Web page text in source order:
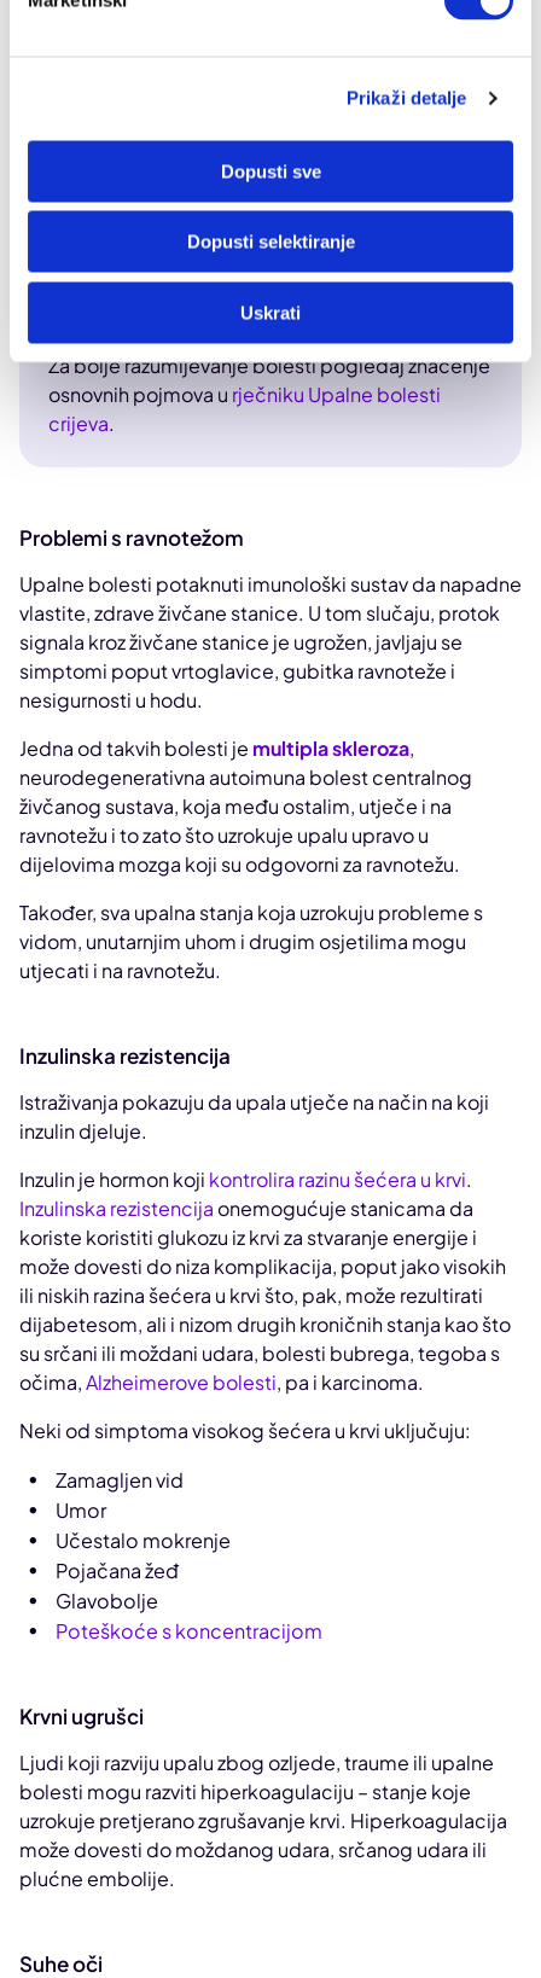
Prikaži detalje
Dopusti sve
Dopusti selektiranje
Uskrati
namirnice smetaju vašem probavnom sustavu, a vašem
Upalne bolesti crijeva (IBD, engl. inflammatory
bowel disease) naziv su za kronične, relapsne
upalne bolesti gastrointestinalnog sustava u koje
ubrajamo dva glavna oblika – Crohnovu bolest i
Za bolje razumijevanje bolesti pogledaj značenje
osnovnih pojmova u rječniku Upalne bolesti
crijeva.
Problemi s ravnotežom
Upalne bolesti potaknuti imunološki sustav da napadne
vlastite, zdrave živčane stanice. U tom slučaju, protok
signala kroz živčane stanice je ugrožen, javljaju se
simptomi poput vrtoglavice, gubitka ravnoteže i
nesigurnosti u hodu.
Jedna od takvih bolesti je multipla skleroza,
neurodegenerativna autoimuna bolest centralnog
živčanog sustava, koja među ostalim, utječe i na
ravnotežu i to zato što uzrokuje upalu upravo u
dijelovima mozga koji su odgovorni za ravnotežu.
Također, sva upalna stanja koja uzrokuju probleme s
vidom, unutarnjim uhom i drugim osjetilima mogu
utjecati i na ravnotežu.
Inzulinska rezistencija
Istraživanja pokazuju da upala utječe na način na koji
inzulin djeluje.
Inzulin je hormon koji kontrolira razinu šećera u krvi.
Inzulinska rezistencija onemogućuje stanicama da
koriste koristiti glukozu iz krvi za stvaranje energije i
može dovesti do niza komplikacija, poput jako visokih
ili niskih razina šećera u krvi što, pak, može rezultirati
dijabetesom, ali i nizom drugih kroničnih stanja kao što
su srčani ili moždani udara, bolesti bubrega, tegoba s
očima,Alzheimerove bolesti, pa i karcinoma.
Neki od simptoma visokog šećera u krvi uključuju:
Zamagljen vid
Umor
Učestalo mokrenje
Pojačana žeđ
Glavobolje
Poteškoće s koncentracijom
Krvni ugrušci
Ljudi koji razviju upalu zbog ozljede, traume ili upalne
bolesti mogu razviti hiperkoagulaciju – stanje koje
uzrokuje pretjerano zgrušavanje krvi. Hiperkoagulacija
može dovesti do moždanog udara, srčanog udara ili
plućne embolije.
Suhe oči